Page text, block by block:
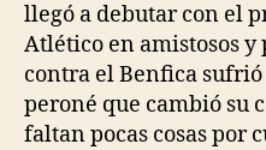
llegó a debutar con el
Atlético en amistosos
contra el Benfica
peroné que cambió su
faltan pocas cosas por